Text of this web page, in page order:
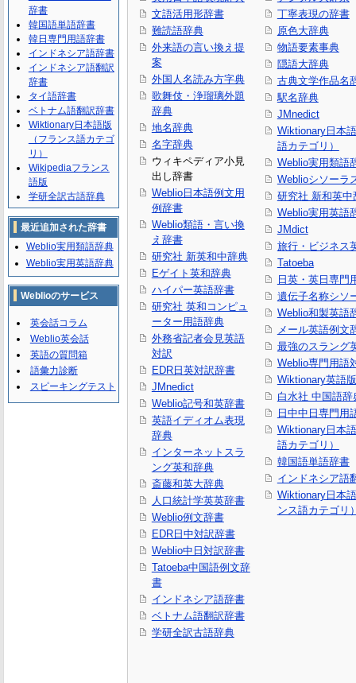
文語活用形辞書
難読語辞典
外来語の言い換え提
案
外国人名読み方字典
歌舞伎・浄瑠璃外題
辞典
地名辞典
名字辞典
ウィキペディア小見
出し辞書
Weblio日本語例文用
例辞書
Weblio類語・言い換
え辞書
研究社 新英和中辞典
Eゲイト英和辞典
ハイパー英語辞書
研究社 英和コンピュ
ーター用語辞典
外務省記者会見英語
対訳
EDR日英対訳辞書
JMnedict
Weblio記号和英辞書
英語イディオム表現
辞典
インターネットスラ
ング英和辞典
斎藤和英大辞典
人口統計学英英辞書
Weblio例文辞書
EDR日中対訳辞書
Weblio中日対訳辞書
Tatoeba中国語例文辞
書
インドネシア語辞書
ベトナム語翻訳辞書
学研全訳古語辞典
丁寧表現の辞書
原色大辞典
物語要素事典
隠語大辞典
古典文学作品名
駅名辞典
JMnedict
Wiktionary日本
語カテゴリ）
Weblio実用類語
Weblioシソーラ
研究社 新和英中
Weblio実用英語
JMdict
旅行・ビジネス
Tatoeba
日英・英日専門
遺伝子名称シソ
Weblio和製英語
メール英語例文
最強のスラング
Weblio専門用語
Wiktionary英語版
白水社 中国語辞
日中中日専門用
Wiktionary日本
語カテゴリ）
韓国語単語辞書
インドネシア語
Wiktionary日本
ンス語カテゴリ
辞書
韓国語単語辞書
韓日専門用語辞書
インドネシア語辞書
インドネシア語翻訳
辞書
タイ語辞書
ベトナム語翻訳辞書
Wiktionary日本語版
（フランス語カテゴ
リ）
Wikipediaフランス
語版
学研全訳古語辞典
最近追加された辞書
Weblio実用類語辞典
Weblio実用英語辞典
Weblioのサービス
英会話コラム
Weblio英会話
英語の質問箱
語彙力診断
スピーキングテスト